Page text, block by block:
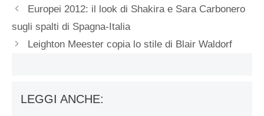
Europei 2012: il look di Shakira e Sara Carbonero
sugli spalti di Spagna-Italia
Leighton Meester copia lo stile di Blair Waldorf
LEGGI ANCHE: